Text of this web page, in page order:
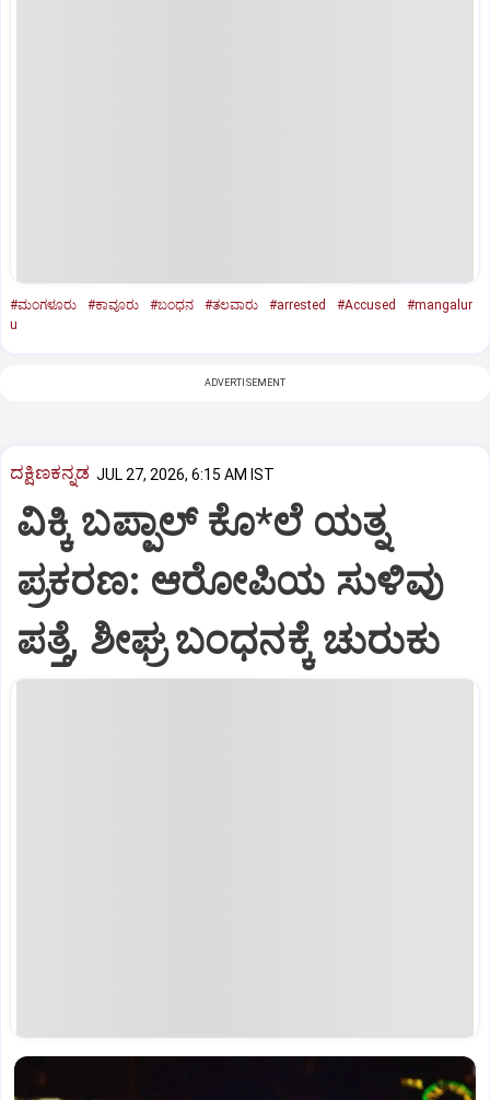
#ಮಂಗಳೂರು #ಕಾವೂರು #ಬಂಧನ #ತಲವಾರು #arrested #Accused
#mangalur
u
ADVERTISEMENT
ದಕ್ಷಿಣಕನ್ನಡ JUL 27, 2026, 6:15 AM IST
ವಿಕ್ಕಿ ಬಪ್ಪಾಲ್ ಕೊ*ಲೆ ಯತ್ನ
ಪ್ರಕರಣ: ಆರೋಪಿಯ ಸುಳಿವು
ಪತ್ತೆ, ಶೀಘ್ರ ಬಂಧನಕ್ಕೆ ಚುರುಕು